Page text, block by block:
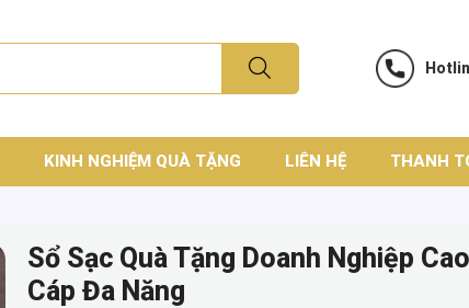
KINH NGHIỆM QUÀ TẶNG LIÊN HỆ THANH
Sổ Sạc Quà Tặng Doanh Nghiệp
Cáp Đa Năng